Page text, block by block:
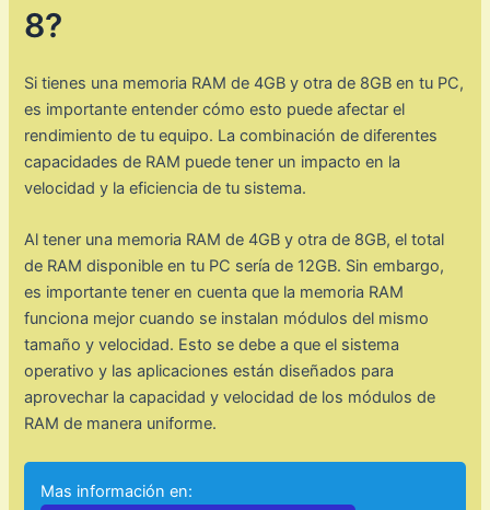
8?
Si tienes una memoria RAM de 4GB y otra de 8GB en tu PC,
es importante entender cómo esto puede afectar el
rendimiento de tu equipo. La combinación de diferentes
capacidades de RAM puede tener un impacto en la
velocidad y la eficiencia de tu sistema.
Al tener una memoria RAM de 4GB y otra de 8GB, el total
de RAM disponible en tu PC sería de 12GB. Sin embargo,
es importante tener en cuenta que la memoria RAM
funciona mejor cuando se instalan módulos del mismo
tamaño y velocidad. Esto se debe a que el sistema
operativo y las aplicaciones están diseñados para
aprovechar la capacidad y velocidad de los módulos de
RAM de manera uniforme.
Mas información en: